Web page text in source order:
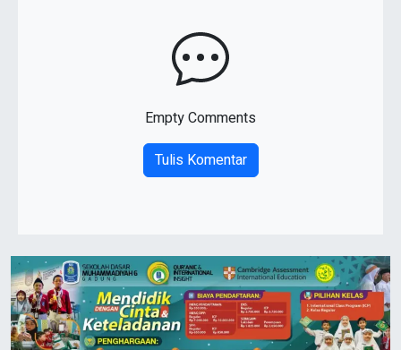
Empty Comments
Tulis Komentar